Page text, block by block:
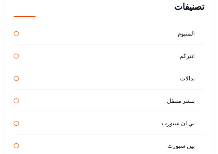
تصنيفات
المنيوم
انتركم
بدالات
بنشر متنقل
بي ان سبورت
بين سبورت